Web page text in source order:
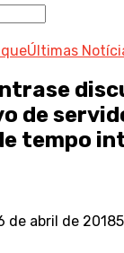
Últimas
de
tempo
de abril de 2018